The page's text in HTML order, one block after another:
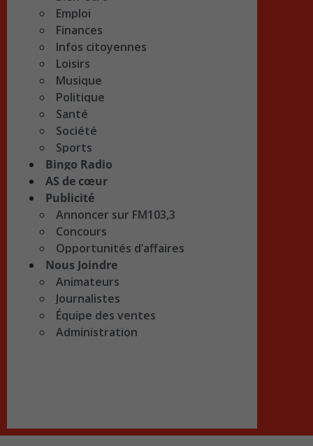
Emploi
Finances
Infos citoyennes
Loisirs
Musique
Politique
Santé
Société
Sports
Bingo Radio
AS de cœur
Publicité
Annoncer sur FM103,3
Concours
Opportunités d’affaires
Nous Joindre
Animateurs
Journalistes
Équipe des ventes
Administration